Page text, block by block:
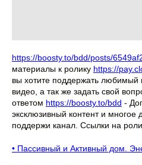
https://boosty.to/bdd/posts/
материалы к ролику https://
вы хотите поддержать любимый
видео, а так же задать свой
ответом https://boosty.to/bdd -
эксклюзивный контент и многое
поддержи канал. Ссылки на
• Пассивный и Активный дом.